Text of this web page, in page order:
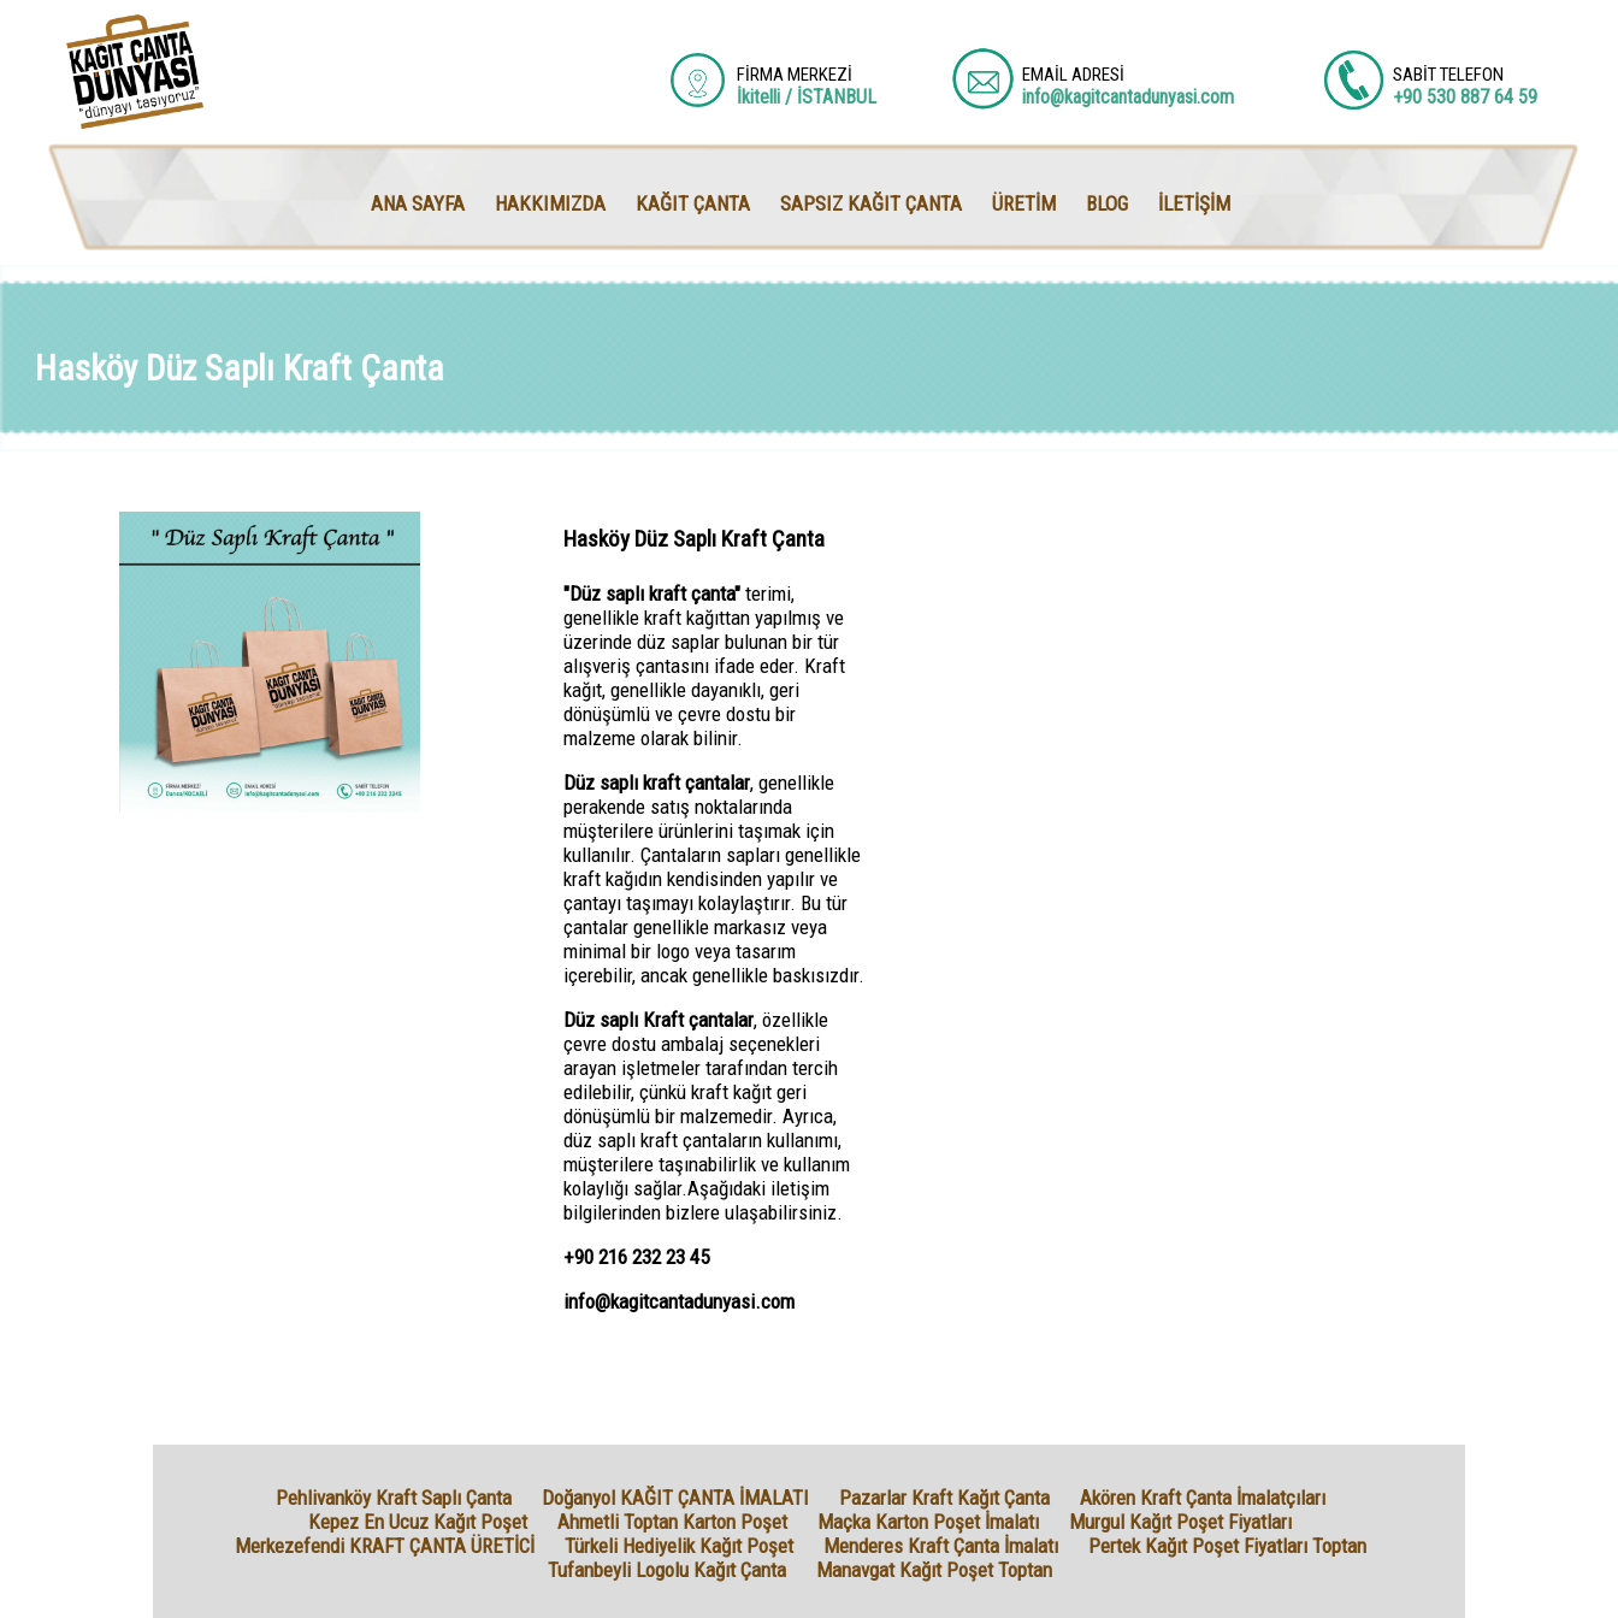
FİRMA MERKEZİ
İkitelli / İSTANBUL
EMAİL ADRESİ
info@kagitcantadunyasi.com
SABİT TELEFON
+90 530 887 64 59
ANA SAYFA HAKKIMIZDA KAĞIT ÇANTA SAPSIZ KAĞIT ÇANTA ÜRETİM BLOG İLETİŞİM
Hasköy Düz Saplı Kraft Çanta
Hasköy Düz Saplı Kraft Çanta
"Düz saplı kraft çanta" terimi,
genellikle kraft kağıttan yapılmış ve
üzerinde düz saplar bulunan bir tür
alışveriş çantasını ifade eder. Kraft
kağıt, genellikle dayanıklı, geri
dönüşümlü ve çevre dostu bir
malzeme olarak bilinir.
Düz saplı kraft çantalar, genellikle
perakende satış noktalarında
müşterilere ürünlerini taşımak için
kullanılır. Çantaların sapları genellikle
kraft kağıdın kendisinden yapılır ve
çantayı taşımayı kolaylaştırır. Bu tür
çantalar genellikle markasız veya
minimal bir logo veya tasarım
içerebilir, ancak genellikle baskısızdır.
Düz saplı Kraft çantalar, özellikle
çevre dostu ambalaj seçenekleri
arayan işletmeler tarafından tercih
edilebilir, çünkü kraft kağıt geri
dönüşümlü bir malzemedir. Ayrıca,
düz saplı kraft çantaların kullanımı,
müşterilere taşınabilirlik ve kullanım
kolaylığı sağlar.Aşağıdaki iletişim
bilgilerinden bizlere ulaşabilirsiniz.
+90 216 232 23 45
info@kagitcantadunyasi.com
Pehlivanköy Kraft Saplı Çanta Doğanyol KAĞIT ÇANTA İMALATI Pazarlar Kraft Kağıt Çanta
Akören Kraft Çanta İmalatçıları
Kepez En Ucuz Kağıt Poşet
Ahmetli Toptan Karton Poşet Maçka Karton Poşet İmalatı
Murgul Kağıt Poşet Fiyatları
Merkezefendi KRAFT ÇANTA ÜRETİCİ
Türkeli Hediyelik Kağıt Poşet Menderes Kraft Çanta İmalatı
Pertek Kağıt Poşet Fiyatları Toptan
Tufanbeyli Logolu Kağıt Çanta
Manavgat Kağıt Poşet Toptan